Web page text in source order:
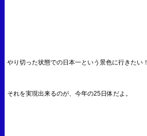
やり切った状態での日本一という景色に行きたい！
それを実現出来るのが、今年の25日体だよ。